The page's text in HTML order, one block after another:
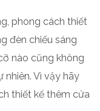
phong cách thiết
đèn chiếu sáng
nào cũng không
Vì vậy hãy
thiết kế thêm cửa